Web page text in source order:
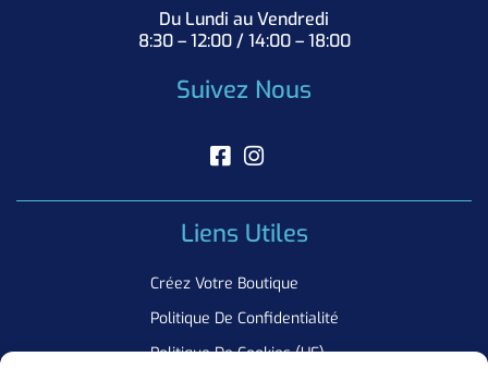
Du Lundi au Vendredi
8:30 – 12:00 / 14:00 – 18:00
Suivez Nous
Liens Utiles
Créez Votre Boutique
Politique De Confidentialité
Politique De Cookies (UE)